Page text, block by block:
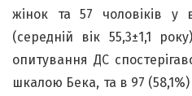
жінок та 57 чоловіків у
(середній вік 55,3±1,1
опитування ДС
шкалою Бека, та в 97